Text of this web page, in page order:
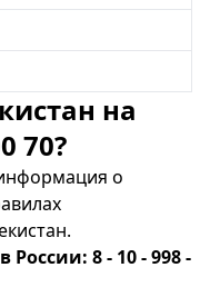
на
70?
о
8 - 10 - 998 -